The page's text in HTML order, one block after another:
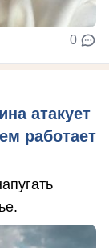
0
атакует
работает